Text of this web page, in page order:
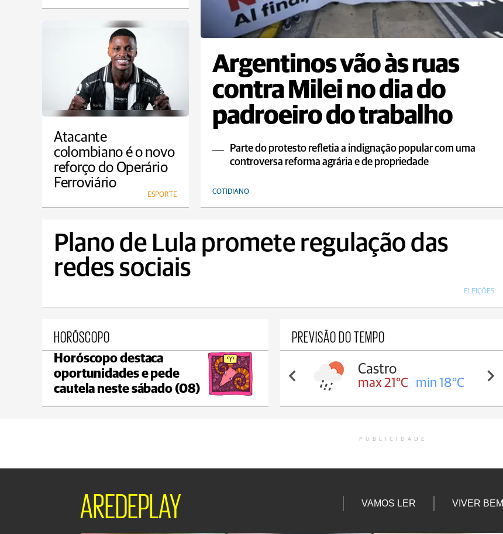
Argentinos vão às ruas
contra Milei no dia do
padroeiro do trabalho
Parte do protesto refletia a indignação popular com uma
controversa reforma agrária e de propriedade
COTIDIANO
Atacante
colombiano é o novo
reforço do Operário
Ferroviário
ESPORTE
Plano de Lula promete regulação das
redes sociais
ELEIÇÕES
HORÓSCOPO
Horóscopo destaca
oportunidades e pede
cautela neste sábado (08)
PREVISÃO DO TEMPO
Ponta Grossa
max 20°C min 18°C
Castro
max 21°C min 18°C
PUBLICIDADE
AREDEPLAY VAMOS LER VIVER BEM